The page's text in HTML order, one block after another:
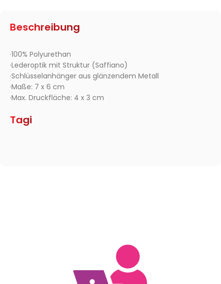
Beschreibung
·100% Polyurethan
·Lederoptik mit Struktur (Saffiano)
·Schlüsselanhänger aus glänzendem Metall
·Maße: 7 x 6 cm
·Max. Druckfläche: 4 x 3 cm
Tagi